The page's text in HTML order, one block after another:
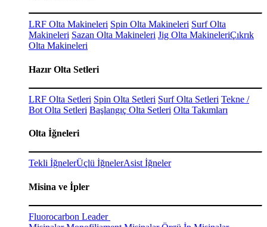
LRF Olta Makineleri Spin Olta Makineleri Surf Olta
Makineleri Sazan Olta Makineleri Jig Olta MakineleriÇıkrık
Olta Makineleri
Hazır Olta Setleri
LRF Olta Setleri Spin Olta Setleri Surf Olta Setleri Tekne /
Bot Olta Setleri Başlangıç Olta Setleri Olta Takımları
Olta İğneleri
Tekli İğnelerÜçlü İğnelerAsist İğneler
Misina ve İpler
Fluorocarbon Leader